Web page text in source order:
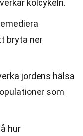
kolcykeln.
bryta ner
jordens hälsa
som
hur